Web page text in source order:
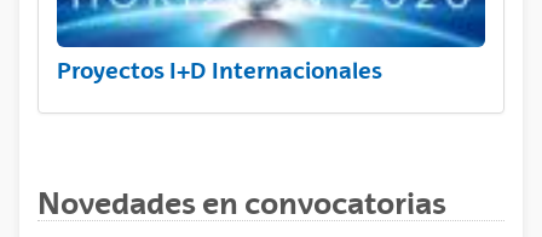
Proyectos I+D Internacionales
Novedades en convocatorias